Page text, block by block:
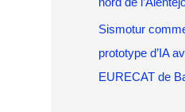
Sismotur
prototype d’IA
EURECAT de